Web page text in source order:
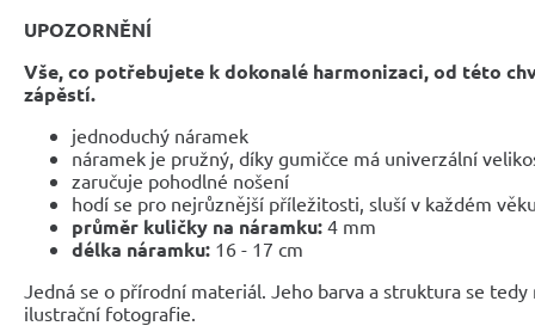
UPOZORNĚNÍ
Vše, co potřebujete k dokonalé harmonizaci, od této
zápěstí.
jednoduchý náramek
náramek je pružný, díky gumičce má univerzální
zaručuje pohodlné nošení
hodí se pro nejrůznější příležitosti, sluší v každém
průměr kuličky na náramku: 4 mm
délka náramku: 16 - 17 cm
Jedná se o přírodní materiál. Jeho barva a struktura se
ilustrační fotografie.